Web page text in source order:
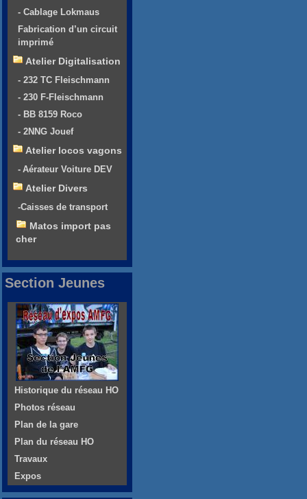
- Cablage Lokmaus
Fabrication d’un circuit
imprimé
Atelier Digitalisation
- 232 TC Fleischmann
- 230 F-Fleischmann
- BB 8159 Roco
- 2NNG Jouef
Atelier locos vagons
- Aérateur Voiture DEV
Atelier Divers
-Caisses de transport
Matos import pas
cher
Section Jeunes
Historique du réseau HO
Photos réseau
Plan de la gare
Plan du réseau HO
Travaux
Expos